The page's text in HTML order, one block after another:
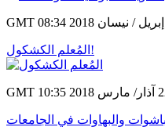
المُعلم الكشكول!
والبهاوات في الجامعات